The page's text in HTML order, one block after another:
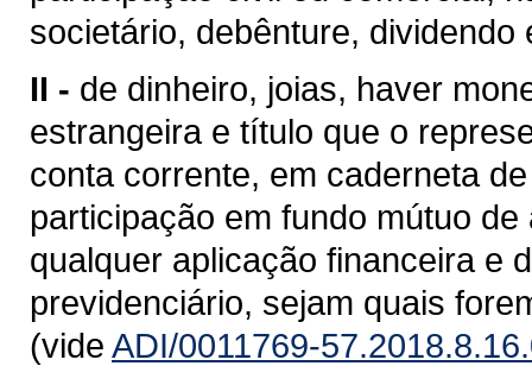
societário, debênture,
II - de dinheiro, joias, haver
estrangeira e título que o
conta corrente, em caderneta
participação em fundo mútuo
qualquer aplicação financeira e
previdenciário, sejam quais
(vide ADI/0011769-